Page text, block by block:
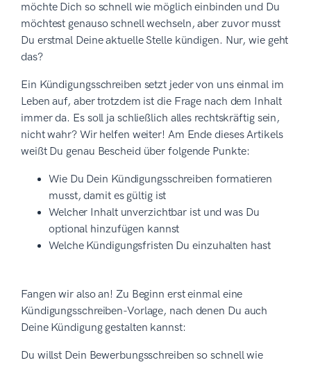
möchte Dich so schnell wie möglich einbinden und Du
möchtest genauso schnell wechseln, aber zuvor musst
Du erstmal Deine aktuelle Stelle kündigen. Nur, wie geht
das?
Ein Kündigungsschreiben setzt jeder von uns einmal im
Leben auf, aber trotzdem ist die Frage nach dem Inhalt
immer da. Es soll ja schließlich alles rechtskräftig sein,
nicht wahr? Wir helfen weiter! Am Ende dieses Artikels
weißt Du genau Bescheid über folgende Punkte:
Wie Du Dein Kündigungsschreiben formatieren
musst, damit es gültig ist
Welcher Inhalt unverzichtbar ist und was Du
optional hinzufügen kannst
Welche Kündigungsfristen Du einzuhalten hast
Fangen wir also an! Zu Beginn erst einmal eine
Kündigungsschreiben-Vorlage, nach denen Du auch
Deine Kündigung gestalten kannst:
Du willst Dein Bewerbungsschreiben so schnell wie